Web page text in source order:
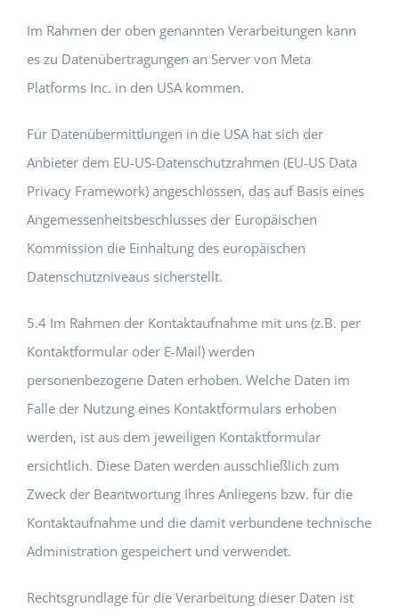
Im Rahmen der oben genannten Verarbeitungen kann
es zu Datenübertragungen an Server von Meta
Platforms Inc. in den USA kommen.
Für Datenübermittlungen in die USA hat sich der
Anbieter dem EU-US-Datenschutzrahmen (EU-US Data
Privacy Framework) angeschlossen, das auf Basis eines
Angemessenheitsbeschlusses der Europäischen
Kommission die Einhaltung des europäischen
Datenschutzniveaus sicherstellt.
5.4 Im Rahmen der Kontaktaufnahme mit uns (z.B. per
Kontaktformular oder E-Mail) werden
personenbezogene Daten erhoben. Welche Daten im
Falle der Nutzung eines Kontaktformulars erhoben
werden, ist aus dem jeweiligen Kontaktformular
ersichtlich. Diese Daten werden ausschließlich zum
Zweck der Beantwortung Ihres Anliegens bzw. für die
Kontaktaufnahme und die damit verbundene technische
Administration gespeichert und verwendet.
Rechtsgrundlage für die Verarbeitung dieser Daten ist